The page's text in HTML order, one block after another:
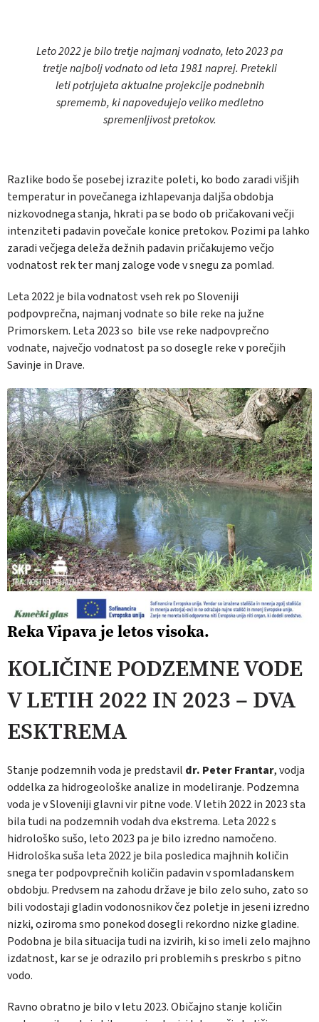
Leto 2022 je bilo tretje najmanj vodnato, leto 2023 pa
tretje najbolj vodnato od leta 1981 naprej. Pretekli
leti potrjujeta aktualne projekcije podnebnih
sprememb, ki napovedujejo veliko medletno
spremenljivost pretokov.
Razlike bodo še posebej izrazite poleti, ko bodo zaradi višjih
temperatur in povečanega izhlapevanja daljša obdobja
nizkovodnega stanja, hkrati pa se bodo ob pričakovani večji
intenziteti padavin povečale konice pretokov. Pozimi pa lahko
zaradi večjega deleža dežnih padavin pričakujemo večjo
vodnatost rek ter manj zaloge vode v snegu za pomlad.
Leta 2022 je bila vodnatost vseh rek po Sloveniji
podpovprečna, najmanj vodnate so bile reke na južne
Primorskem. Leta 2023 so bile vse reke nadpovprečno
vodnate, največjo vodnatost pa so dosegle reke v porečjih
Savinje in Drave.
Reka Vipava je letos visoka.
KOLIČINE PODZEMNE VODE
V LETIH 2022 IN 2023 – DVA
ESKTREMA
Stanje podzemnih voda je predstavil dr. Peter Frantar, vodja
oddelka za hidrogeološke analize in modeliranje. Podzemna
voda je v Sloveniji glavni vir pitne vode. V letih 2022 in 2023 sta
bila tudi na podzemnih vodah dva ekstrema. Leta 2022 s
hidrološko sušo, leto 2023 pa je bilo izredno namočeno.
Hidrološka suša leta 2022 je bila posledica majhnih količin
snega ter podpovprečnih količin padavin v spomladanskem
obdobju. Predvsem na zahodu države je bilo zelo suho, zato so
bili vodostaji gladin vodonosnikov čez poletje in jeseni izredno
nizki, oziroma smo ponekod dosegli rekordno nizke gladine.
Podobna je bila situacija tudi na izvirih, ki so imeli zelo majhno
izdatnost, kar se je odrazilo pri problemih s preskrbo s pitno
vodo.
Ravno obratno je bilo v letu 2023. Običajno stanje količin